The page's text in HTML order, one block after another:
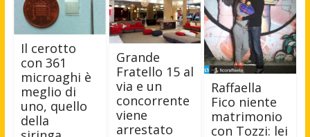
Il cerotto
con 361
microaghi è
meglio di
uno, quello
della
Grande
Fratello 15 al
via e un
concorrente
viene
arrestato
Raffaella
Fico niente
matrimonio
con Tozzi: lei